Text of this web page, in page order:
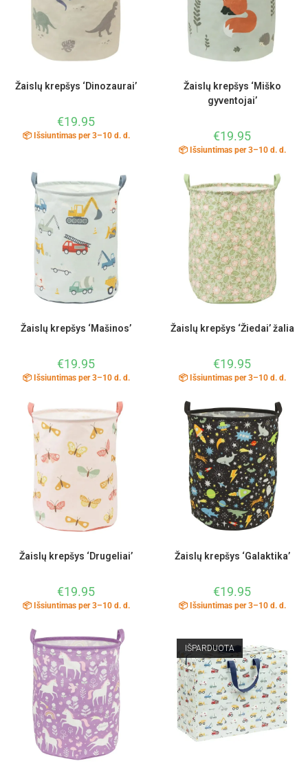
Žaislų krepšys ‘Dinozaurai’
€19.95
📦 Išsiuntimas per 3–10 d. d.
Žaislų krepšys ‘Miško
gyventojai’
€19.95
📦 Išsiuntimas per 3–10 d. d.
Žaislų krepšys ‘Mašinos’
€19.95
📦 Išsiuntimas per 3–10 d. d.
Žaislų krepšys ‘Žiedai’ žalia
€19.95
📦 Išsiuntimas per 3–10 d. d.
Žaislų krepšys ‘Drugeliai’
€19.95
📦 Išsiuntimas per 3–10 d. d.
Žaislų krepšys ‘Galaktika’
€19.95
📦 Išsiuntimas per 3–10 d. d.
IŠPARDUOTA